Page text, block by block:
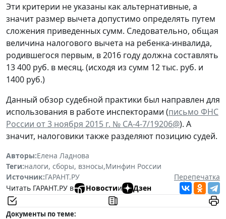
Эти критерии не указаны как альтернативные, а
значит размер вычета допустимо определять путем
сложения приведенных сумм. Следовательно, общая
величина налогового вычета на ребенка-инвалида,
родившегося первым, в 2016 году должна составлять
13 400 руб. в месяц. (исходя из сумм 12 тыс. руб. и
1400 руб.)
Данный обзор судебной практики был направлен для
использования в работе инспекторами (письмо ФНС
России от 3 ноября 2015 г. № СА-4-7/19206@). А
значит, налоговики также разделяют позицию судей.
Авторы:Елена Ладнова
Теги:налоги, сборы, взносы,Минфин России
Источник:ГАРАНТ.РУ
Перепечатка
Читать ГАРАНТ.РУ в
Новостии Дзен
Документы по теме: